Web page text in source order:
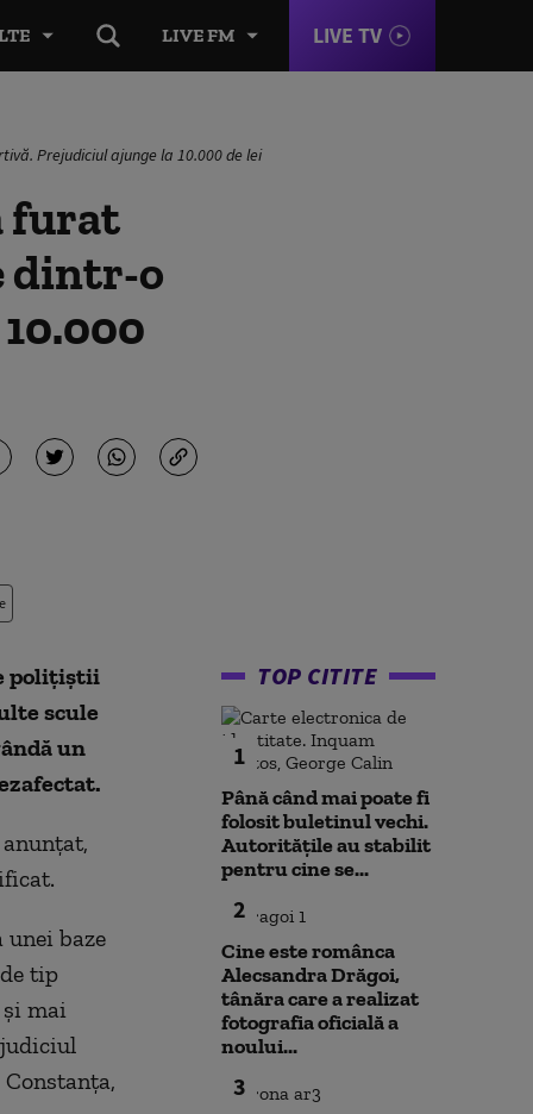
LIVE FM LIVE TV
Prejudiciul ajunge la 10.000 de lei
furat
dintr-o
poliţiştii
scule
un
baze
tip
şi mai
TOP CITITE
1
Până când mai poate fi
folosit buletinul vechi.
Autoritățile au stabilit
pentru cine se...
2
Cine este românca
Alecsandra Drăgoi,
tânăra care a realizat
fotografia oficială a
noului...
3